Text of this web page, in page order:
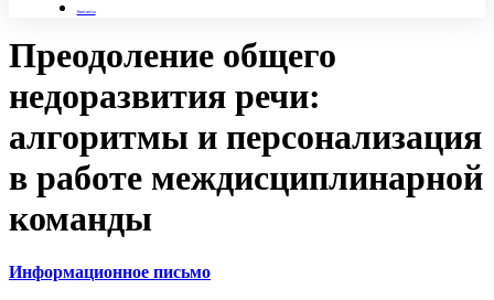
Контакты
Преодоление общего
недоразвития речи:
алгоритмы и персонализация
в работе междисциплинарной
команды
Информационное письмо